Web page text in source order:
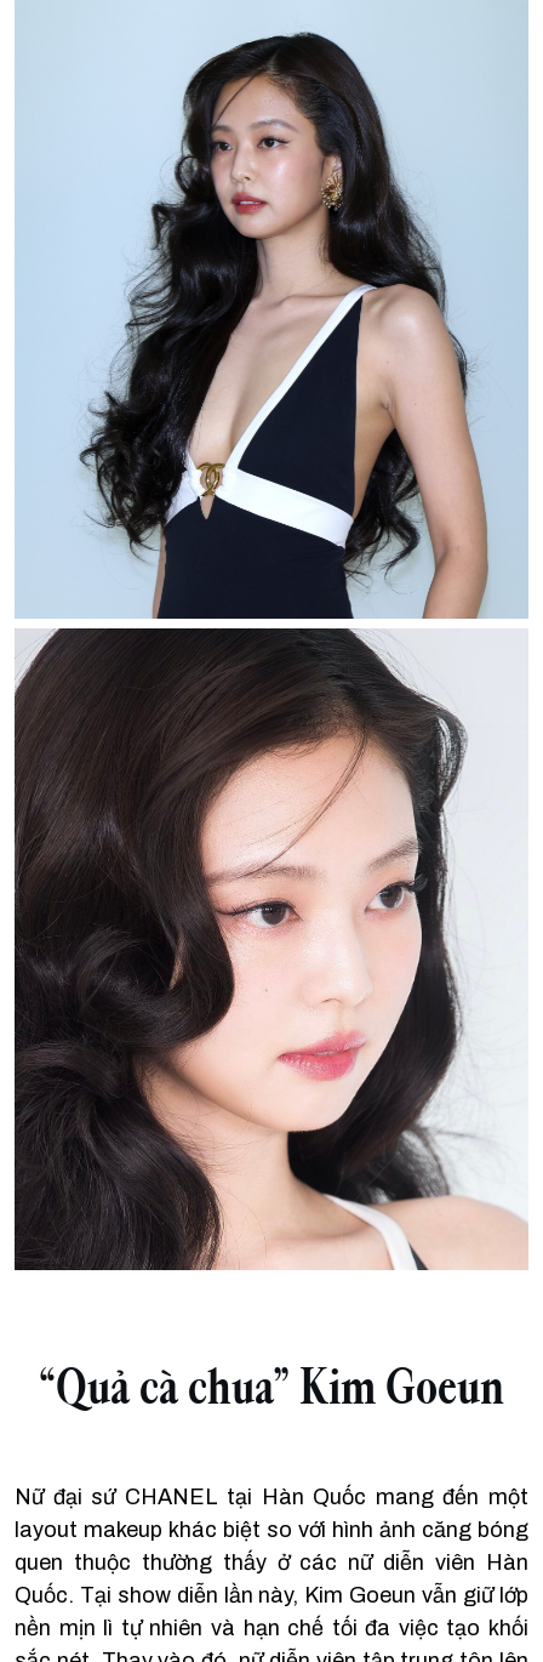
“Quả cà chua” Kim Goeun
Nữ đại sứ CHANEL tại Hàn Quốc mang đến một
layout makeup khác biệt so với hình ảnh căng bóng
quen thuộc thường thấy ở các nữ diễn viên Hàn
Quốc. Tại show diễn lần này, Kim Goeun vẫn giữ lớp
nền mịn lì tự nhiên và hạn chế tối đa việc tạo khối